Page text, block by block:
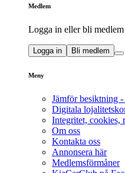
Medlem
Logga in eller bli
Logga in Bli medlem
Meny
Jämför besiktning
Digitala
Integritet,
Om oss
Kontakta oss
Annonsera här
Medlemsförmåner